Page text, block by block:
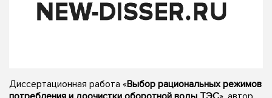
Диссертационная работа «Выбор рациональных режимов